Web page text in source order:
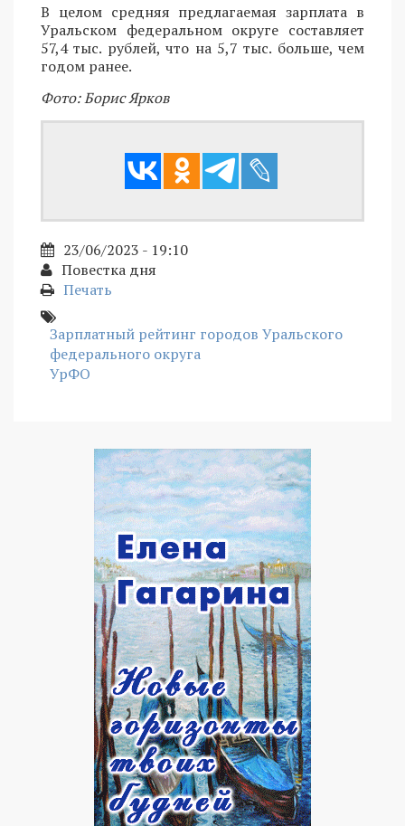
В целом средняя предлагаемая зарплата в
Уральском федеральном округе составляет
57,4 тыс. рублей, что на 5,7 тыс. больше, чем
годом ранее.
Фото: Борис Ярков
23/06/2023 - 19:10
Повестка дня
Печать
Зарплатный рейтинг городов Уральского
федерального округа
УрФО